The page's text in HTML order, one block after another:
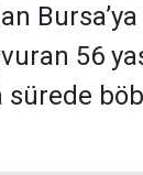
56
sürede